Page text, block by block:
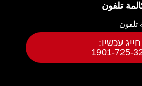
تلفون
تلفون
חייג עכשיו:
1901-725-